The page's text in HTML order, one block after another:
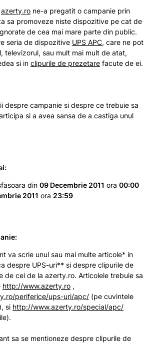
azerty.ro ne-a pregatit o campanie prin
sa promoveze niste dispozitive pe cat de
de cea mai mare parte din public.
seria de dispozitive UPS APC, care ne pot
televizorul, sau mult mai mult de atat,
si in clipurile de prezetare facute de ei.
despre campanie si despre ce trebuie sa
si a avea sansa de a castiga unul
din 09 Decembrie 2011 ora 00:00
2011 ora 23:59
va scrie unul sau mai multe articole* in
despre UPS-uri** si despre clipurile de
de cei de la azerty.ro. Articolele trebuie sa
http://www.azerty.ro ,
periferice/ups-uri/apc/ (pe cuvintele
si http://www.azerty.ro/special/apc/
sa se mentioneze despre clipurile de